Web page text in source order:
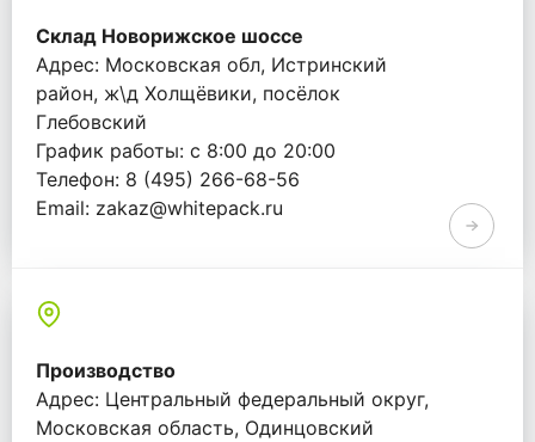
Склад Новорижское шоссе
Адрес: Московская обл, Истринский
район, ж\д Холщёвики, посёлок
Глебовский
График работы: с 8:00 до 20:00
Телефон: 8 (495) 266-68-56
Email: zakaz@whitepack.ru
Производство
Адрес: Центральный федеральный округ,
Московская область, Одинцовский